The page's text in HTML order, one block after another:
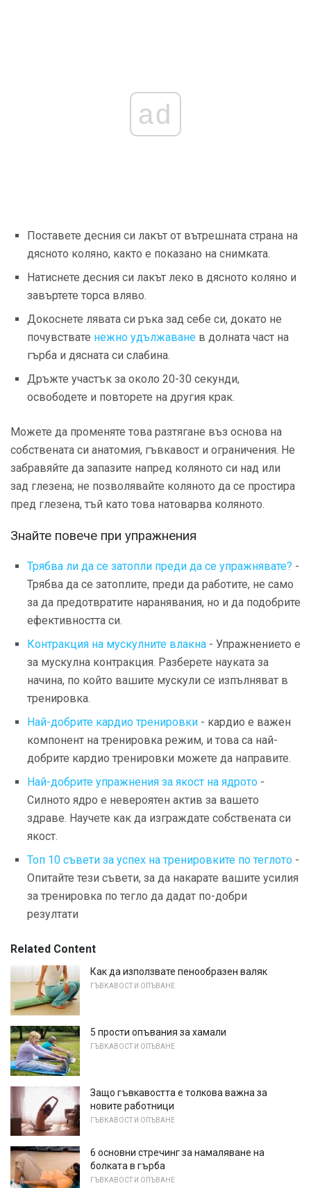
ad
Поставете десния си лакът от вътрешната страна на
дясното коляно, както е показано на снимката.
Натиснете десния си лакът леко в дясното коляно и
завъртете торса вляво.
Докоснете лявата си ръка зад себе си, докато не
почувствате нежно удължаване в долната част на
гърба и дясната си слабина.
Дръжте участък за около 20-30 секунди,
освободете и повторете на другия крак.
Можете да променяте това разтягане въз основа на
собствената си анатомия, гъвкавост и ограничения. Не
забравяйте да запазите напред коляното си над или
зад глезена; не позволявайте коляното да се простира
пред глезена, тъй като това натоварва коляното.
Знайте повече при упражнения
Трябва ли да се затопли преди да се упражнявате? -
Трябва да се затоплите, преди да работите, не само
за да предотвратите наранявания, но и да подобрите
ефективността си.
Контракция на мускулните влакна - Упражнението е
за мускулна контракция. Разберете науката за
начина, по който вашите мускули се изпълняват в
тренировка.
Най-добрите кардио тренировки - кардио е важен
компонент на тренировка режим, и това са най-
добрите кардио тренировки можете да направите.
Най-добрите упражнения за якост на ядрото -
Силното ядро ​​е невероятен актив за вашето
здраве. Научете как да изграждате собствената си
якост.
Топ 10 съвети за успех на тренировките по теглото -
Опитайте тези съвети, за да накарате вашите усилия
за тренировка по тегло да дадат по-добри
резултати
Related Content
Как да използвате пенообразен валяк
ГЪВКАВОСТ И ОПЪВАНЕ
5 прости опъвания за хамали
ГЪВКАВОСТ И ОПЪВАНЕ
Защо гъвкавостта е толкова важна за
новите работници
ГЪВКАВОСТ И ОПЪВАНЕ
6 основни стречинг за намаляване на
болката в гърба
ГЪВКАВОСТ И ОПЪВАНЕ